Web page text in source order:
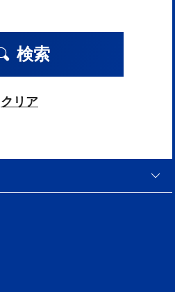
検索
クリア